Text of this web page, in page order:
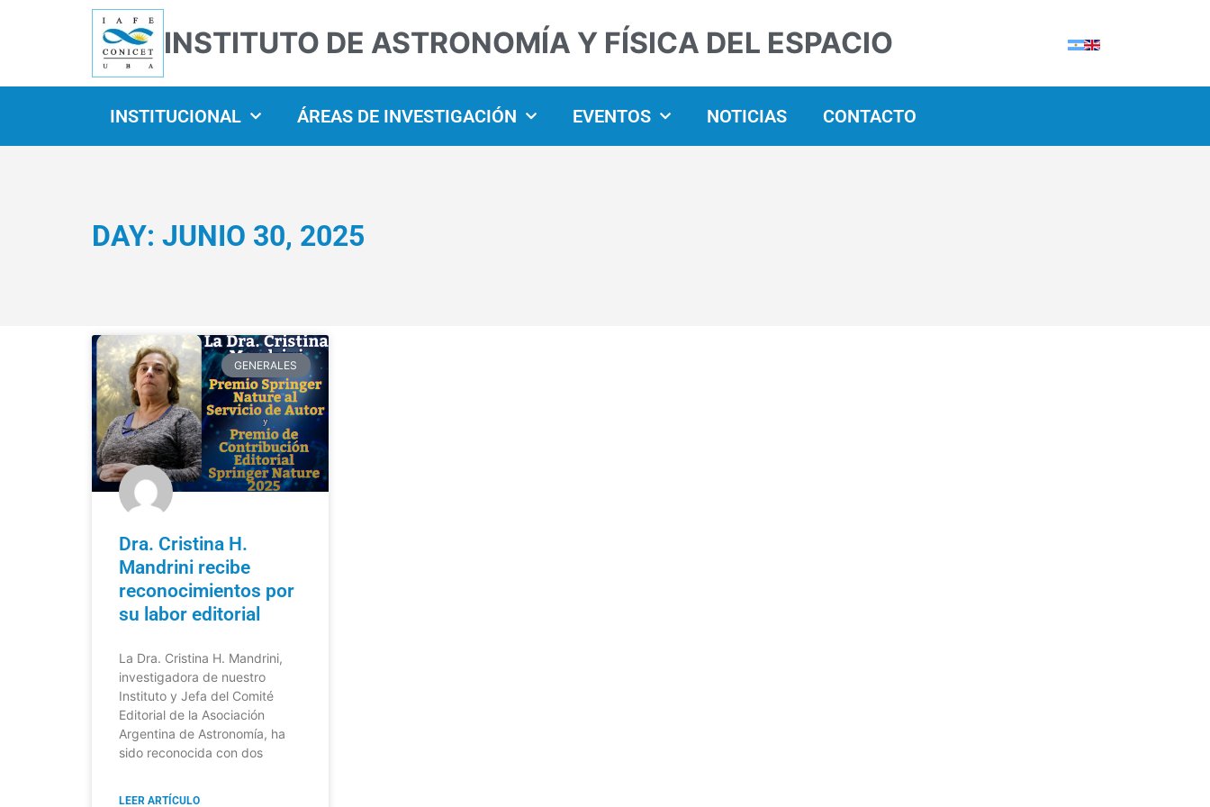
INSTITUTO DE ASTRONOMÍA Y FÍSICA DEL ESPACIO
INSTITUCIONAL ÁREAS DE INVESTIGACIÓN EVENTOS NOTICIAS CONTACTO
DAY: JUNIO 30, 2025
GENERALES
Dra. Cristina H.
Mandrini recibe
reconocimientos por
su labor editorial
La Dra. Cristina H. Mandrini,
investigadora de nuestro
Instituto y Jefa del Comité
Editorial de la Asociación
Argentina de Astronomía, ha
sido reconocida con dos
LEER ARTÍCULO